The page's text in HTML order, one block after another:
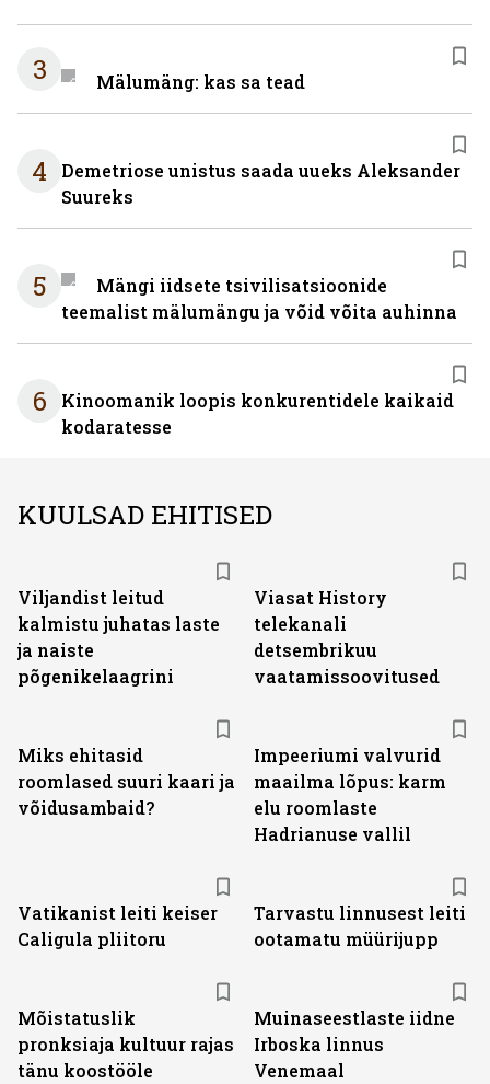
3 Mälumäng: kas sa tead
4
Demetriose unistus saada uueks Aleksander
Suureks
5
Mängi iidsete tsivilisatsioonide
teemalist mälumängu ja võid võita auhinna
6
Kinoomanik loopis konkurentidele kaikaid
kodaratesse
KUULSAD EHITISED
Viljandist leitud
kalmistu juhatas laste
ja naiste
põgenikelaagrini
Viasat History
telekanali
detsembrikuu
vaatamissoovitused
Miks ehitasid
roomlased suuri kaari ja
võidusambaid?
Impeeriumi valvurid
maailma lõpus: karm
elu roomlaste
Hadrianuse vallil
Vatikanist leiti keiser
Caligula pliitoru
Tarvastu linnusest leiti
ootamatu müürijupp
Mõistatuslik
pronksiaja kultuur rajas
tänu koostööle
Muinaseestlaste iidne
Irboska linnus
Venemaal